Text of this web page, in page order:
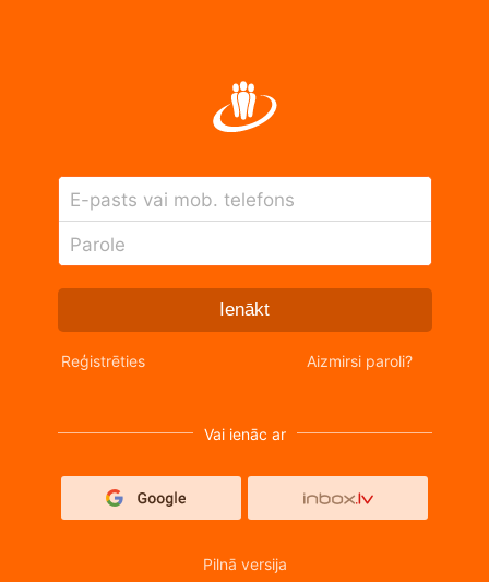
E-pasts vai mob. telefons
Parole
Ienākt
Reģistrēties Aizmirsi paroli?
Vai ienāc ar
Pilnā versija